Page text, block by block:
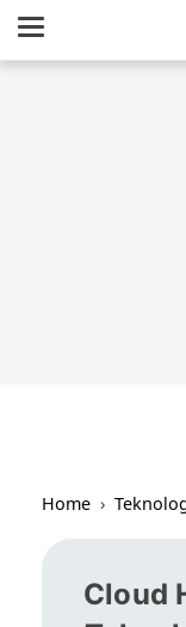
-->
Home ›
Cloud